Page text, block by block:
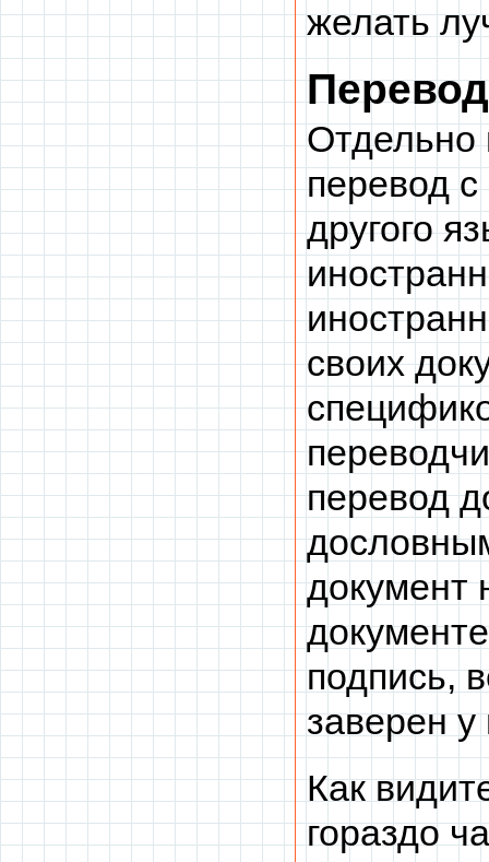
желать
Отдельно
перевод с
другого
своих
перевод
документ
подпись,
заверен у
Как
гораздо